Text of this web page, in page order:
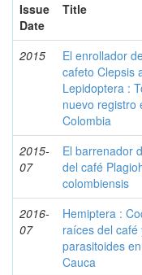
Issue
Date
Title
2015
El enrollador
cafeto Clepsis
Lepidoptera :
nuevo registro
Colombia
2015-
07
El barrenador
del café
colombiensis
2016-
07
Hemiptera :
raíces del café
parasitoides
Cauca